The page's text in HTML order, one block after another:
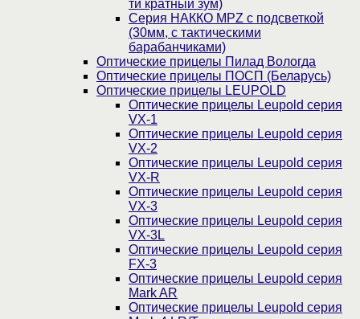
ти кратный зум)
Серия НАККО MPZ с подсветкой
(30мм, c тактическими
барабанчиками)
Оптические прицелы Пилад Вологда
Оптические прицелы ПОСП (Беларусь)
Оптические прицелы LEUPOLD
Оптические прицелы Leupold серия
VX-1
Оптические прицелы Leupold серия
VX-2
Оптические прицелы Leupold серия
VX-R
Оптические прицелы Leupold серия
VX-3
Оптические прицелы Leupold серия
VX-3L
Оптические прицелы Leupold серия
FX-3
Оптические прицелы Leupold серия
Mark AR
Оптические прицелы Leupold серия